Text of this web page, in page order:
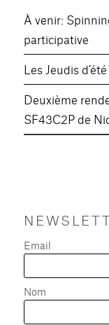
À venir:
participative
Les Jeudis
Deuxième
SF43C2P de
Email
Nom